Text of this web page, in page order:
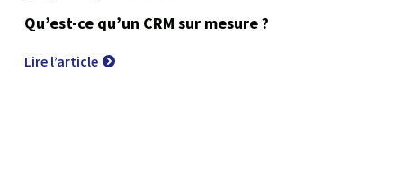
Qu’est-ce qu’un CRM sur mesure ?
Lire l’article